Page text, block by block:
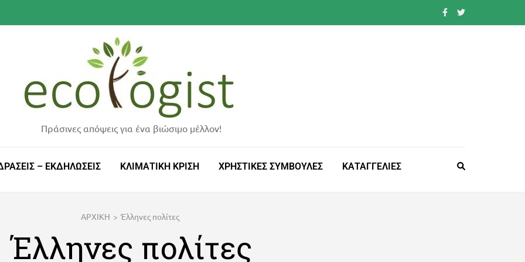
Πράσινες απόψεις για ένα βιώσιμο μέλλον!
– ΕΚΔΗΛΩΣΕΙΣ ΚΛΙΜΑΤΙΚΗ ΚΡΙΣΗ ΧΡΗΣΤΙΚΕΣ ΣΥΜΒΟΥΛΕΣ ΚΑΤΑΓΓΕΛΙΕΣ
ΑΡΧΙΚΗ > Έλληνες πολίτες
Έλληνες πολίτες